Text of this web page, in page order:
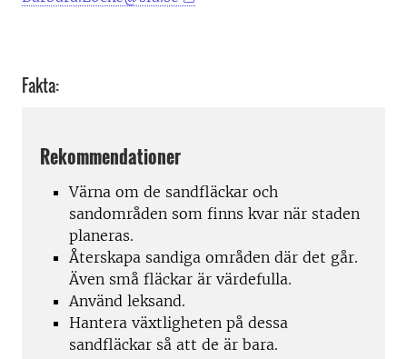
Fakta:
Rekommendationer
Värna om de sandfläckar och
sandområden som finns kvar när staden
planeras.
Återskapa sandiga områden där det går.
Även små fläckar är värdefulla.
Använd leksand.
Hantera växtligheten på dessa
sandfläckar så att de är bara.